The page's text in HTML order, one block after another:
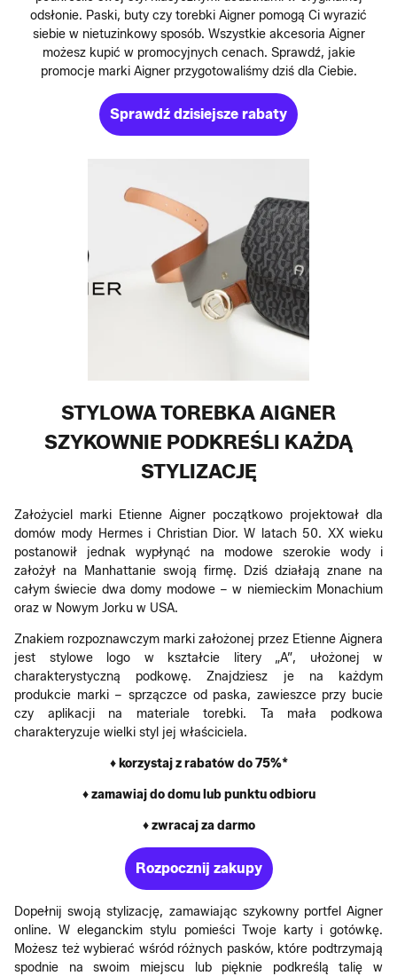
odsłonie. Paski, buty czy torebki Aigner pomogą Ci wyrazić
siebie w nietuzinkowy sposób. Wszystkie akcesoria Aigner
możesz kupić w promocyjnych cenach. Sprawdź, jakie
promocje marki Aigner przygotowaliśmy dziś dla Ciebie.
Sprawdź dzisiejsze rabaty
STYLOWA TOREBKA AIGNER
SZYKOWNIE PODKREŚLI KAŻDĄ
STYLIZACJĘ
Założyciel marki Etienne Aigner początkowo projektował dla
domów mody Hermes i Christian Dior. W latach 50. XX wieku
postanowił jednak wypłynąć na modowe szerokie wody i
założył na Manhattanie swoją firmę. Dziś działają znane na
całym świecie dwa domy modowe – w niemieckim Monachium
oraz w Nowym Jorku w USA.
Znakiem rozpoznawczym marki założonej przez Etienne Aignera
jest stylowe logo w kształcie litery „A”, ułożonej w
charakterystyczną podkowę. Znajdziesz je na każdym
produkcie marki – sprzączce od paska, zawieszce przy bucie
czy aplikacji na materiale torebki. Ta mała podkowa
charakteryzuje wielki styl jej właściciela.
♦ korzystaj z rabatów do 75%*
♦ zamawiaj do domu lub punktu odbioru
♦ zwracaj za darmo
Rozpocznij zakupy
Dopełnij swoją stylizację, zamawiając szykowny portfel Aigner
online. W eleganckim stylu pomieści Twoje karty i gotówkę.
Możesz też wybierać wśród różnych pasków, które podtrzymają
spodnie na swoim miejscu lub pięknie podkreślą talię w